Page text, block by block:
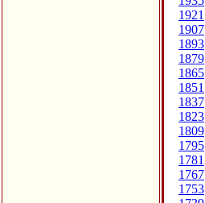
1921
1907
1893
1879
1865
1851
1837
1823
1809
1795
1781
1767
1753